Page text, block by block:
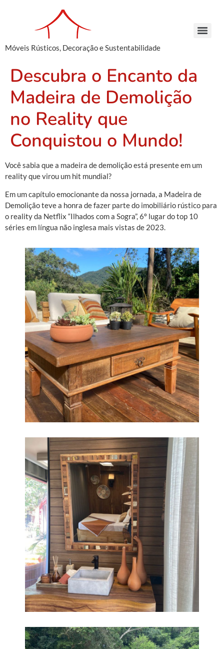
Móveis Rústicos, Decoração e Sustentabilidade
Descubra o Encanto da
Madeira de Demolição
no Reality que
Conquistou o Mundo!
Você sabia que a madeira de demolição está presente em um
reality que virou um hit mundial?
Em um capítulo emocionante da nossa jornada, a Madeira de
Demolição teve a honra de fazer parte do imobiliário rústico para
o reality da Netflix “Ilhados com a Sogra”, 6º lugar do top 10
séries em língua não inglesa mais vistas de 2023.